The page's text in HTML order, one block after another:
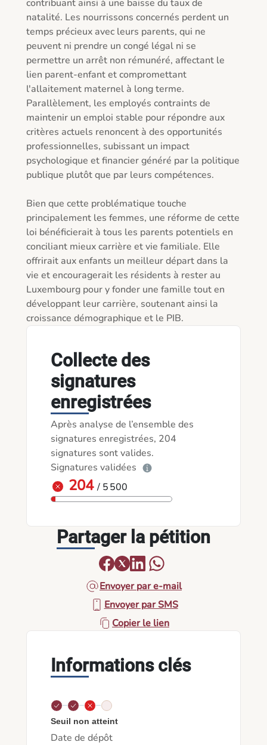
contribuant ainsi à une baisse du taux de
natalité. Les nourrissons concernés perdent un
temps précieux avec leurs parents, qui ne
peuvent ni prendre un congé légal ni se
permettre un arrêt non rémunéré, affectant le
lien parent-enfant et compromettant
l'allaitement maternel à long terme.
Parallèlement, les employés contraints de
maintenir un emploi stable pour répondre aux
critères actuels renoncent à des opportunités
professionnelles, subissant un impact
psychologique et financier généré par la politique
publique plutôt que par leurs compétences.
Bien que cette problématique touche
principalement les femmes, une réforme de cette
loi bénéficierait à tous les parents potentiels en
conciliant mieux carrière et vie familiale. Elle
offrirait aux enfants un meilleur départ dans la
vie et encouragerait les résidents à rester au
Luxembourg pour y fonder une famille tout en
développant leur carrière, soutenant ainsi la
croissance démographique et le PIB.
Collecte des
signatures
enregistrées
Après analyse de l’ensemble des
signatures enregistrées, 204
signatures sont valides.
Signatures validées
204 / 5 500
Partager la pétition
Envoyer par e-mail
Envoyer par SMS
Copier le lien
Informations clés
Seuil non atteint
Date de dépôt